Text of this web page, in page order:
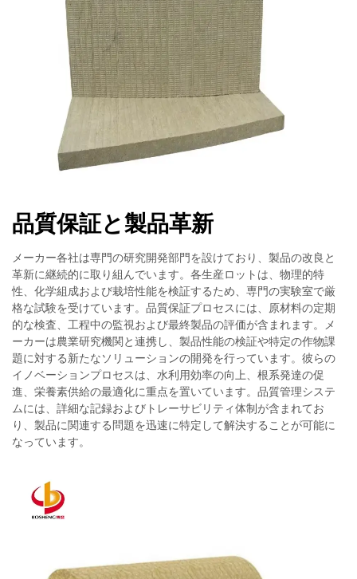
品質保証と製品革新
メーカー各社は専門の研究開発部門を設けており、製品の改良と
革新に継続的に取り組んでいます。各生産ロットは、物理的特
性、化学組成および栽培性能を検証するため、専門の実験室で厳
格な試験を受けています。品質保証プロセスには、原材料の定期
的な検査、工程中の監視および最終製品の評価が含まれます。メ
ーカーは農業研究機関と連携し、製品性能の検証や特定の作物課
題に対する新たなソリューションの開発を行っています。彼らの
イノベーションプロセスは、水利用効率の向上、根系発達の促
進、栄養素供給の最適化に重点を置いています。品質管理システ
ムには、詳細な記録およびトレーサビリティ体制が含まれてお
り、製品に関連する問題を迅速に特定して解決することが可能に
なっています。